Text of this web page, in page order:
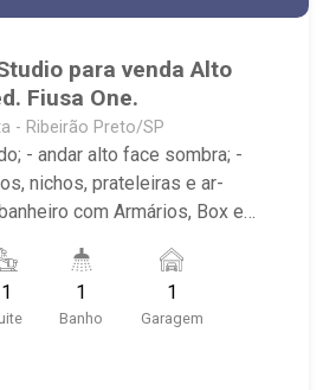
para venda Alto
Fiusa One.
- Ribeirão Preto/SP
- andar alto face sombra; -
nichos, prateleiras e ar-
com Armários, Box e
armários; - Sacada; -
planejada; - 1 vaga de
Condomínio com piscina,
1 1
Banho
1
Garagem